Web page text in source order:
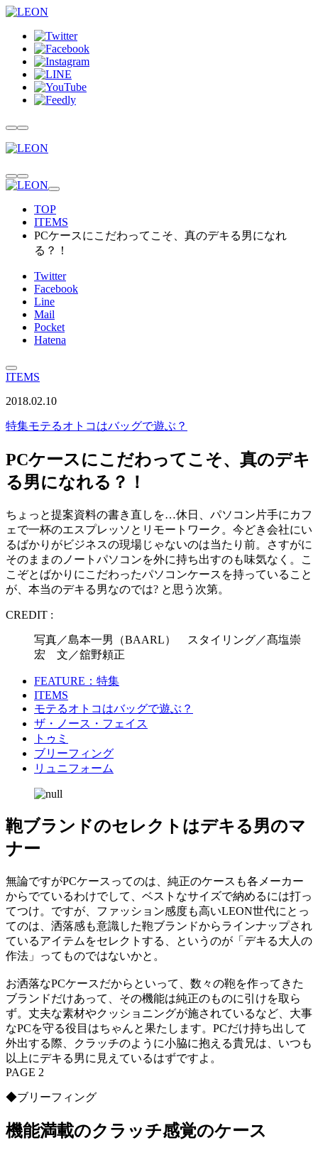
TOP
ITEMS
PCケースにこだわってこそ、真のデキる男になれ
る？！
Twitter
Facebook
Line
Mail
Pocket
Hatena
ITEMS
2018.02.10
特集モテるオトコはバッグで遊ぶ？
PCケースにこだわってこそ、真のデキ
る男になれる？！
ちょっと提案資料の書き直しを…休日、パソコン片手にカフ
ェで一杯のエスプレッソとリモートワーク。今どき会社にい
るばかりがビジネスの現場じゃないのは当たり前。さすがに
そのままのノートパソコンを外に持ち出すのも味気なく。こ
こぞとばかりにこだわったパソコンケースを持っていること
が、本当のデキる男なのでは? と思う次第。
CREDIT :
写真／島本一男（BAARL） スタイリング／髙塩崇
宏 文／舘野頼正
FEATURE：特集
ITEMS
モテるオトコはバッグで遊ぶ？
ザ・ノース・フェイス
トゥミ
ブリーフィング
リュニフォーム
鞄ブランドのセレクトはデキる男のマ
ナー
無論ですがPCケースってのは、純正のケースも各メーカー
からでているわけでして、ベストなサイズで納めるには打っ
てつけ。ですが、ファッション感度も高いLEON世代にとっ
てのは、洒落感も意識した鞄ブランドからラインナップされ
ているアイテムをセレクトする、というのが「デキる大人の
作法」ってものではないかと。
お洒落なPCケースだからといって、数々の鞄を作ってきた
ブランドだけあって、その機能は純正のものに引けを取ら
ず。丈夫な素材やクッショニングが施されているなど、大事
なPCを守る役目はちゃんと果たします。PCだけ持ち出して
外出する際、クラッチのように小脇に抱える貴兄は、いつも
以上にデキる男に見えているはずですよ。
PAGE 2
◆ブリーフィング
機能満載のクラッチ感覚のケース